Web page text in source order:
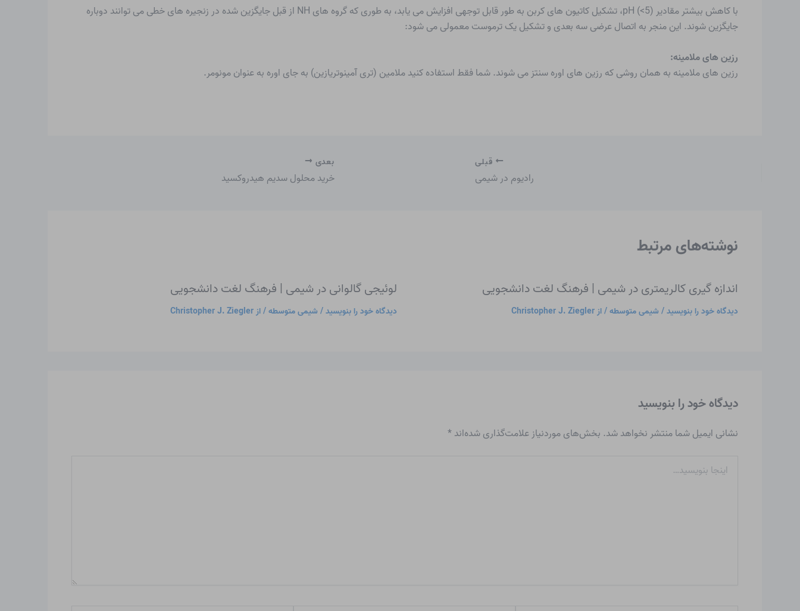
با کاهش بیشتر مقادیر pH (<5)، تشکیل کاتیون های کربن به طور قابل توجهی افزایش می یابد، به طوری که گروه های NH از قبل جایگزین شده در زنجیره های خطی می توانند دوباره
جایگزین شوند. این منجر به اتصال عرضی سه بعدی و تشکیل یک ترموست معمولی می شود:
رزین های ملامینه:
رزین های ملامینه به همان روشی که رزین های اوره سنتز می شوند. شما فقط استفاده کنیدملامین (تری آمینوتریازین) به جای اوره به عنوان مونومر.
قبلی
رادیوم در شیمی
بعدی
خرید محلول سدیم هیدروکسید
نوشته‌های مرتبط
اندازه گیری کالریمتری در شیمی | فرهنگ لغت دانشجویی
دیدگاه‌ خود را بنویسید/ شیمی متوسطه/ ازChristopher J. Ziegler
لوئیجی گالوانی در شیمی | فرهنگ لغت دانشجویی
دیدگاه‌ خود را بنویسید/ شیمی متوسطه/ ازChristopher J. Ziegler
دیدگاه‌ خود را بنویسید
نشانی ایمیل شما منتشر نخواهد شد. بخش‌های موردنیاز علامت‌گذاری شده‌اند*
بنویسید…